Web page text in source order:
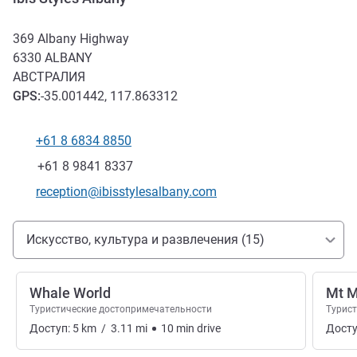
369 Albany Highway
6330 ALBANY
АВСТРАЛИЯ
GPS:-35.001442, 117.863312
Телефон
+61 8 6834 8850
Факс
+61 8 9841 8337
Контактный адрес электронной почты
reception@ibisstylesalbany.com
Доступ и транспорт
Искусство, культура и развлечения (15)
Whale World
Туристические достопримечательности
Доступ: 5 km / 3.11 mi 10 min drive
Mt